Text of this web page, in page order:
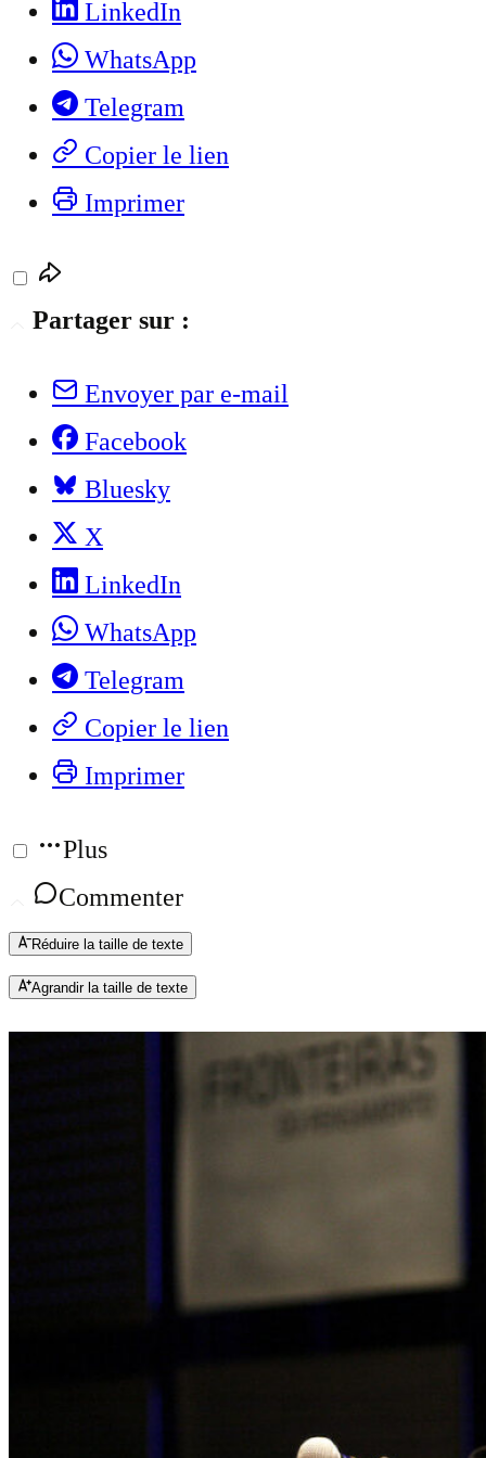
LinkedIn
WhatsApp
Telegram
Copier le lien
Imprimer
Partager sur :
Envoyer par e-mail
Facebook
Bluesky
X
LinkedIn
WhatsApp
Telegram
Copier le lien
Imprimer
Plus
Commenter
Réduire la taille de texte
Agrandir la taille de texte